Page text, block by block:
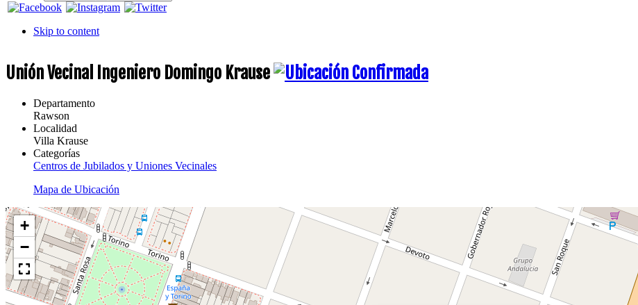
Skip to content
Unión Vecinal Ingeniero Domingo Krause
Departamento
Rawson
Localidad
Villa Krause
Categorías
Centros de Jubilados y Uniones Vecinales
Mapa de Ubicación
+
−